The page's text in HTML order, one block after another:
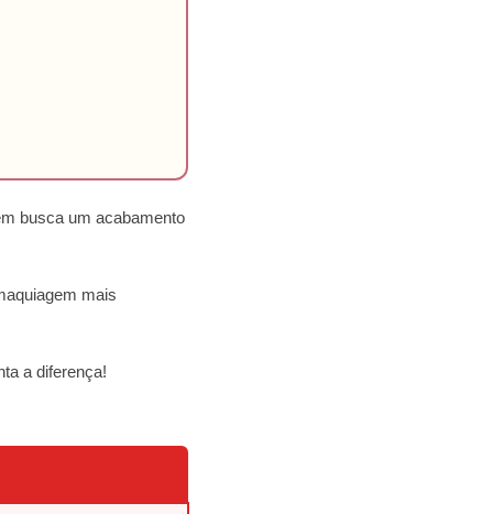
busca um acabamento
mais
a diferença!